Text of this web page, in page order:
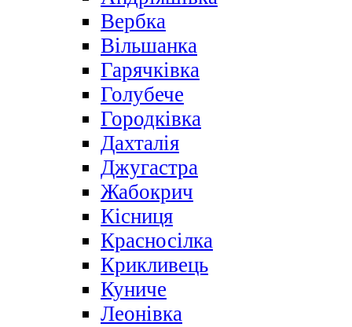
Вербка
Вільшанка
Гарячківка
Голубече
Городківка
Дахталія
Джугастра
Жабокрич
Кісниця
Красносілка
Крикливець
Куниче
Леонівка